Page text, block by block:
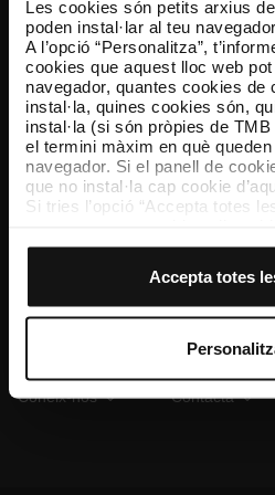
Les cookies són petits arxius
poden instal·lar al teu
A l’opció “Personalitza”,
cookies que aquest lloc web
navegador, quantes cookies de
instal·la, quines cookies són,
instal·la (si són pròpies de
el termini màxim en què
navegador. Si el panell de
que no instal·la cap cookie
Si tries l’opció “Accepta totes
El selector que es troba a la
cookies d’aquella classe.
Un cop hagis marcat les teves
clic sobre “Selecciona i
només les cookies de la
personalització, perquè
opcions de navegació (com ara
Accepta totes
TMB App
Descarrega’t TMB App i compra
App Store Google
Coneix-nos Contacta